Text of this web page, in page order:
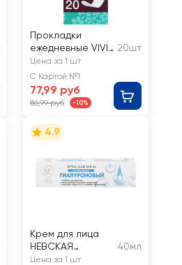
Прокладки
ежедневные VIVI
Panty Air&Soft
20шт
Цена за 1 шт
С Картой №1
77,99 руб
86,99 руб -10%
4.9
Крем для лица
НЕВСКАЯ
КОСМЕТИКА
40мл
Цена за 1 шт